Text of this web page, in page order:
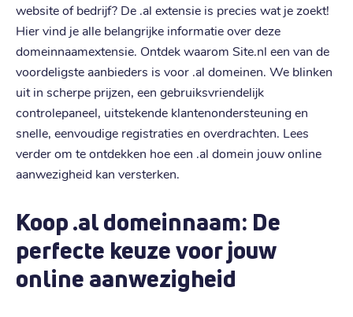
website of bedrijf? De .al extensie is precies wat je zoekt!
Hier vind je alle belangrijke informatie over deze
domeinnaamextensie. Ontdek waarom Site.nl een van de
voordeligste aanbieders is voor .al domeinen. We blinken
uit in scherpe prijzen, een gebruiksvriendelijk
controlepaneel, uitstekende klantenondersteuning en
snelle, eenvoudige registraties en overdrachten. Lees
verder om te ontdekken hoe een .al domein jouw online
aanwezigheid kan versterken.
Koop .al domeinnaam: De
perfecte keuze voor jouw
online aanwezigheid